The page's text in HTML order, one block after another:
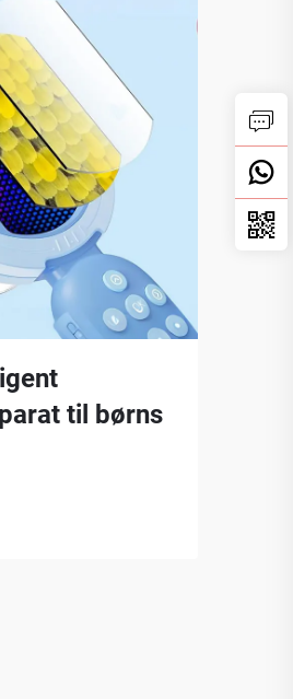
til børns